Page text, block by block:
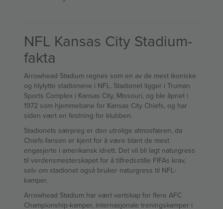
NFL Kansas City Stadium-
fakta
Arrowhead Stadium regnes som en av de mest ikoniske
og hlylytte stadionene i NFL. Stadionet ligger i Truman
Sports Complex i Kansas City, Missouri, og ble åpnet i
1972 som hjemmebane for Kansas City Chiefs, og har
siden vært en festning for klubben.
Stadionets særpreg er den utrolige atmosfæren, da
Chiefs-fansen er kjent for å være blant de mest
engasjerte i amerikansk idrett. Det vil bli lagt naturgress
til verdensmesterskapet for å tilfredsstille FIFAs krav,
selv om stadionet også bruker naturgress til NFL-
kamper.
Arrowhead Stadium har vært vertskap for flere AFC
Championship-kamper, internasjonale treningskamper i